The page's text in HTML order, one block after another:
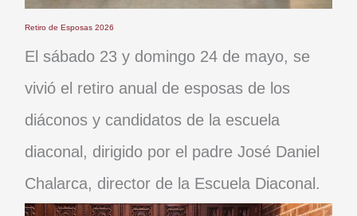
Retiro de Esposas 2026
El sábado 23 y domingo 24 de mayo, se
vivió el retiro anual de esposas de los
diáconos y candidatos de la escuela
diaconal, dirigido por el padre José Daniel
Chalarca, director de la Escuela Diaconal.